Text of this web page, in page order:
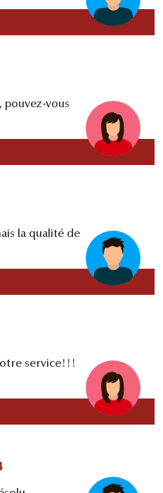
pouvez-vous
la qualité de
service!!!